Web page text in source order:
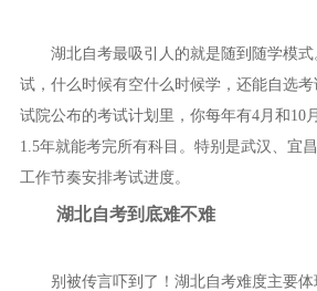
湖北自考最吸引人的就是随到随学模
试，什么时候有空什么时候学，还能自选
试院公布的考试计划里，你每年有4月和10
1.5年就能考完所有科目。特别是武汉、宜
工作节奏安排考试进度。
湖北自考到底难不难
别被传言吓到了！湖北自考难度主要